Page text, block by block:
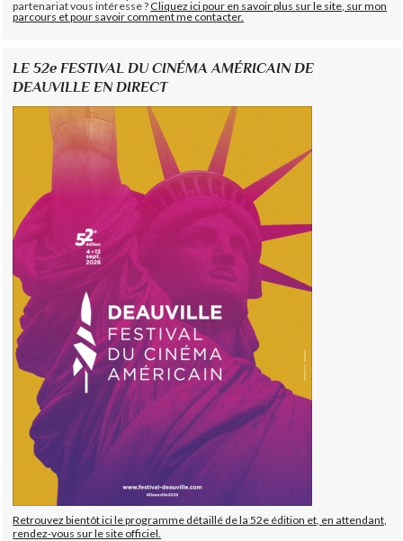
partenariat vous intéresse ?Cliquez ici pour en savoir plus sur le site, sur mon
parcours et pour savoir comment me contacter.
LE 52e FESTIVAL DU CINÉMA AMÉRICAIN DE
DEAUVILLE EN DIRECT
Retrouvez bientôt ici le programme détaillé de la 52e édition et, en attendant,
rendez-vous sur le site officiel.